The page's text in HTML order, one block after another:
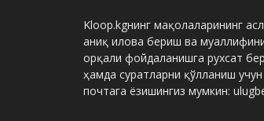
Kloop.kgнинг мақолаларининг
аниқ илова бериш ва
орқали фойдаланишга рухсат
ҳамда суратларни қўлланиш
почтага ёзишингиз мумкин: